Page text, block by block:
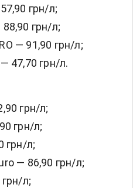
грн/л;
грн/л;
— 91,90 грн/л;
47,70 грн/л.
грн/л;
грн/л;
грн/л;
— 86,90 грн/л;
л;